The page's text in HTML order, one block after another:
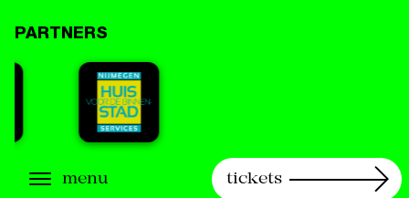
menu tickets
PARTNERS